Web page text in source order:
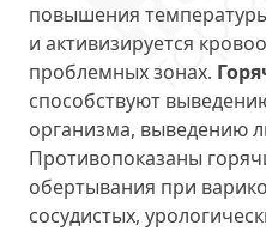
повышения
и активизируется
проблемных зонах.
способствуют
организма, выведению
Противопоказаны
обертывания при
сосудистых,